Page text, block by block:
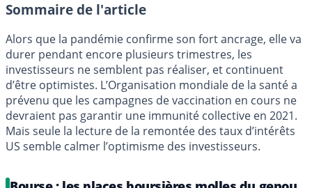
Sommaire de l'article
Alors que la pandémie confirme son fort ancrage, elle va
durer pendant encore plusieurs trimestres, les
investisseurs ne semblent pas réaliser, et continuent
d’être optimistes. L’Organisation mondiale de la santé a
prévenu que les campagnes de vaccination en cours ne
devraient pas garantir une immunité collective en 2021.
Mais seule la lecture de la remontée des taux d’intérêts
US semble calmer l’optimisme des investisseurs.